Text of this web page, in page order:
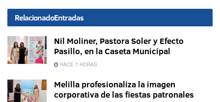
RelacionadoEntradas
Nil Moliner, Pastora Soler y Efecto
Pasillo, en la Caseta Municipal
HACE 7 HORAS
Melilla profesionaliza la imagen
corporativa de las fiestas patronales